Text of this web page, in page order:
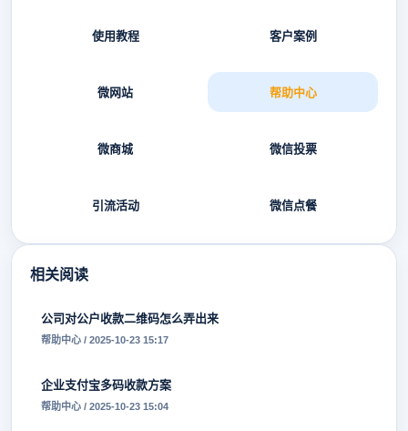
使用教程 客户案例
微网站 帮助中心
微商城 微信投票
引流活动 微信点餐
相关阅读
公司对公户收款二维码怎么弄出来
帮助中心 / 2025-10-23 15:17
企业支付宝多码收款方案
帮助中心 / 2025-10-23 15:04